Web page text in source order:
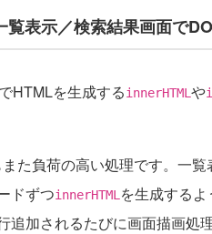
覧表示／検索結果画面で
HTMLを生成するinnerHTML や
た負荷の高い処理です。一
ドずつinnerHTML を生成する
追加されるたびに画面描画処